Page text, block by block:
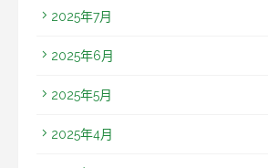
2025年7月
2025年6月
2025年5月
2025年4月